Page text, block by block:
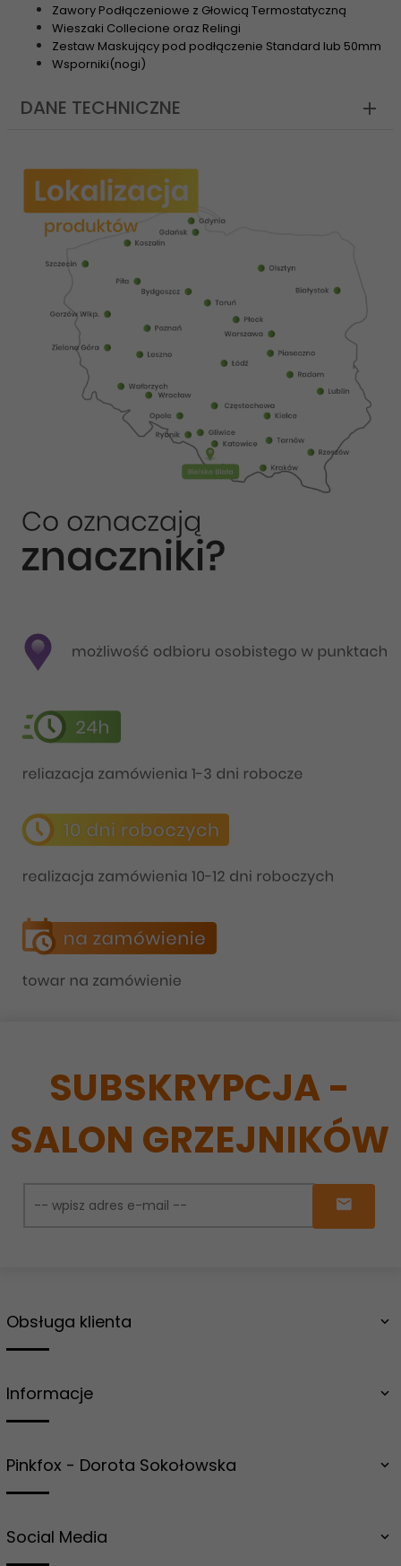
Zawory Podłączeniowe z Głowicą Termostatyczną
Wieszaki Collecione oraz Relingi
Zestaw Maskujący pod podłączenie Standard lub 50mm
Wsporniki(nogi)
DANE TECHNICZNE
SUBSKRYPCJA -
SALON GRZEJNIKÓW
Obsługa klienta
Informacje
Pinkfox - Dorota Sokołowska
Social Media